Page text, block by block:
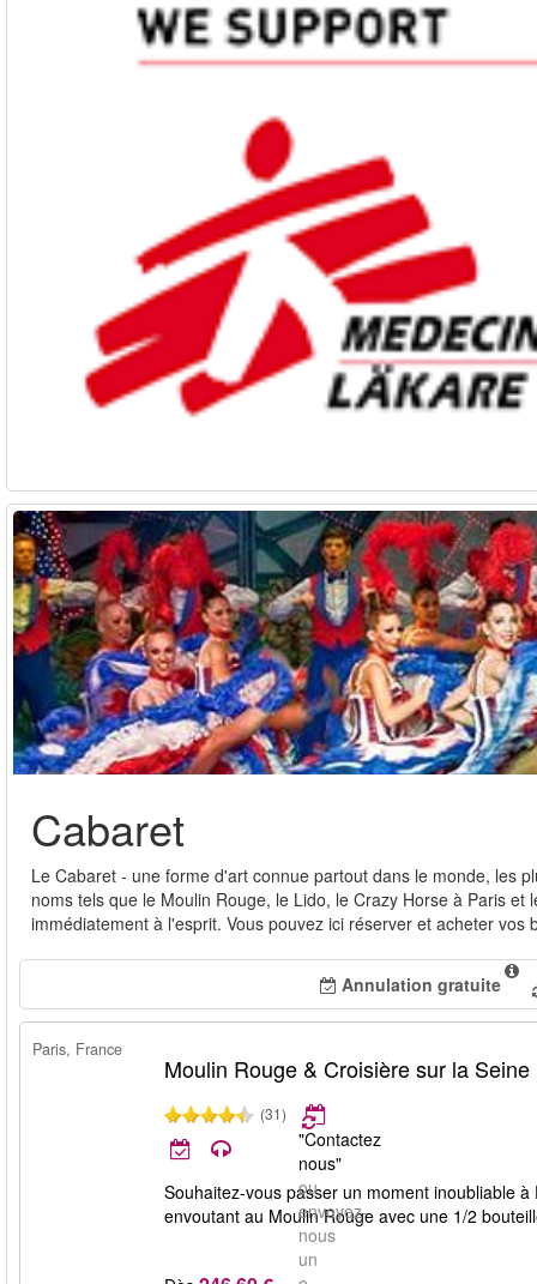
Cabaret
Le Cabaret - une forme d'art connue partout dans le monde, les
noms tels que le Moulin Rouge, le Lido, le Crazy Horse à Paris
immédiatement à l'esprit. Vous pouvez ici réserver et acheter vos
Annulation gratuite
Paris, France
Moulin Rouge & Croisière sur la Seine
(31)
"Contactez
nous"
ou
envoyez-
nous
un
Souhaitez-vous passer un moment inoubliable
envoutant au Moulin Rouge avec une 1/2